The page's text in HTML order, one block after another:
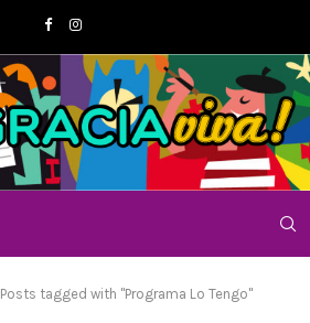
Posts tagged with "Programa Lo Tengo"